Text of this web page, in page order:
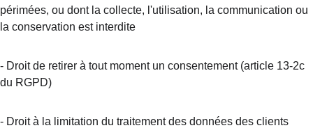
périmées, ou dont la collecte, l'utilisation, la communication ou
la conservation est interdite
- Droit de retirer à tout moment un consentement (article 13-2c
du RGPD)
- Droit à la limitation du traitement des données des clients